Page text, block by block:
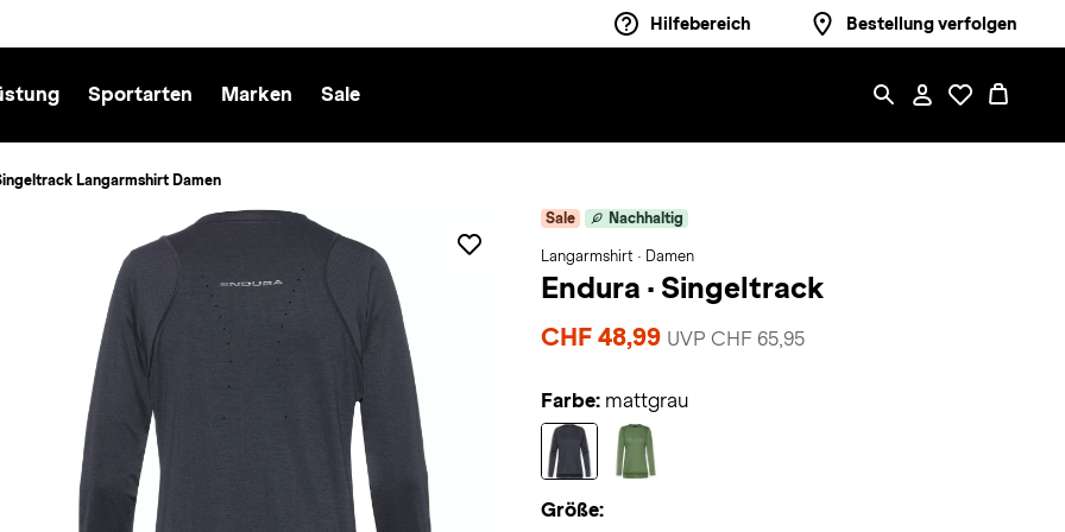
Hilfebereich Bestellung verfolgen
Sportarten Marken Sale
Langarmshirt Damen
Sale Nachhaltig
Langarmshirt · Damen
Endura · Singeltrack
CHF 48,99 UVP CHF 65,95
Farbe: mattgrau
Größe: